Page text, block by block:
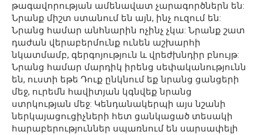
թագավորության ամենավատ չարագործներն են:
Նրանք միշտ ստանում են այն, ինչ ուզում են:
Նրանց համար անհնարին ոչինչ չկա: Նրանք շատ
դաժան վերաբերմունք ունեն աշխարհի
նկատմամբ, գերգոյություն և վրեժխնդիր բնույթ:
Նրանց համար մարդիկ իրենց սեփականությունն
են, ուստի եթե Դուք ընկնում եք նրանց ցանցերի
մեջ, ուրեմն հավիտյան կգնվեք նրանց
ստրկության մեջ: Կենդանակերպի այս նշանի
ներկայացուցիչների հետ ցանկացած տեսակի
հարաբերություններ սպառնում են սարսափելի